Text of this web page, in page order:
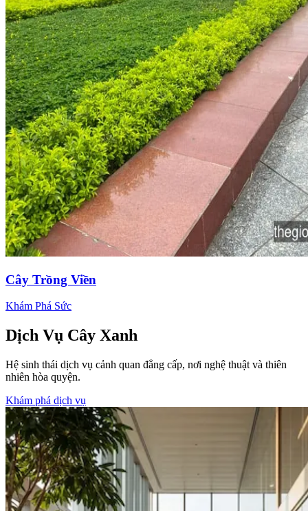
Cây Trồng Viền
Khám Phá Sức
Dịch Vụ Cây Xanh
Hệ sinh thái dịch vụ cảnh quan đẳng cấp, nơi nghệ thuật và thiên
nhiên hòa quyện.
Khám phá dịch vụ